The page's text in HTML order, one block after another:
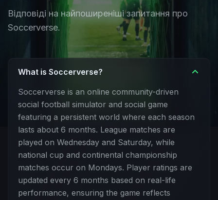
Відповіді на найпоширеніші запитання про
Soccerverse.
What is Soccerverse?
Soccerverse is an online community-driven
social football simulator and social game
featuring a persistent world where each season
lasts about 6 months. League matches are
played on Wednesday and Saturday, while
national cup and continental championship
matches occur on Mondays. Player ratings are
updated every 6 months based on real-life
performance, ensuring the game reflects